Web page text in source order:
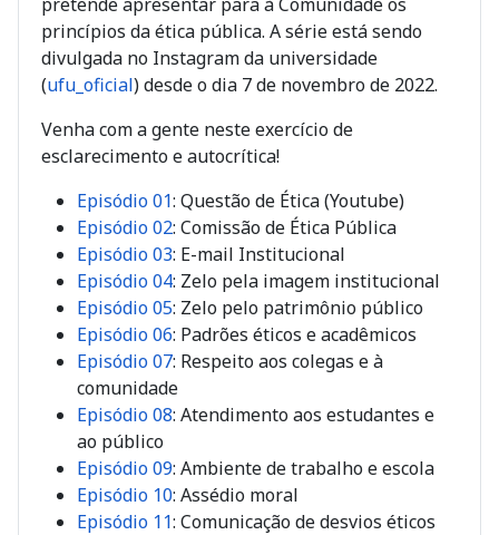
princípios da ética pública. A série está sendo
divulgada no Instagram da universidade
(ufu_oficial) desde o dia 7 de novembro de 2022.
Venha com a gente neste exercício de
esclarecimento e autocrítica!
Episódio 01: Questão de Ética (Youtube)
Episódio 02: Comissão de Ética Pública
Episódio 03: E-mail Institucional
Episódio 04: Zelo pela imagem institucional
Episódio 05: Zelo pelo patrimônio público
Episódio 06: Padrões éticos e acadêmicos
Episódio 07: Respeito aos colegas e à
comunidade
Episódio 08: Atendimento aos estudantes e
ao público
Episódio 09: Ambiente de trabalho e escola
Episódio 10: Assédio moral
Episódio 11: Comunicação de desvios éticos